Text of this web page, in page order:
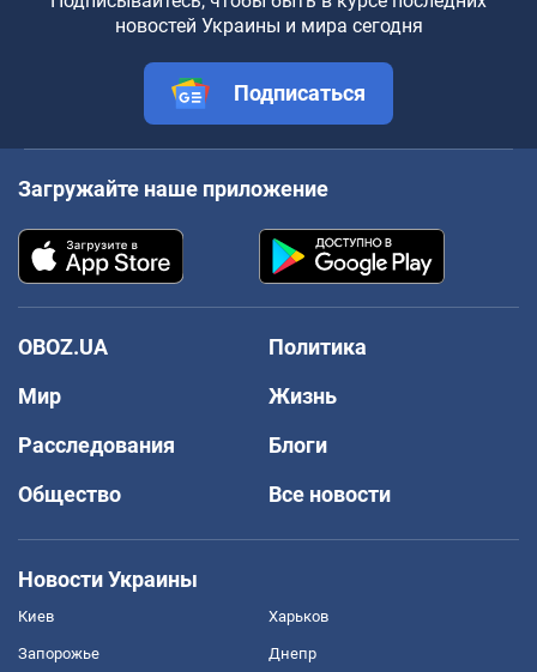
новостей Украины и мира сегодня
Подписаться
Загружайте наше приложение
OBOZ.UA
Политика
Мир
Жизнь
Расследования
Блоги
Общество
Все новости
Новости Украины
Киев Харьков
Запорожье Днепр